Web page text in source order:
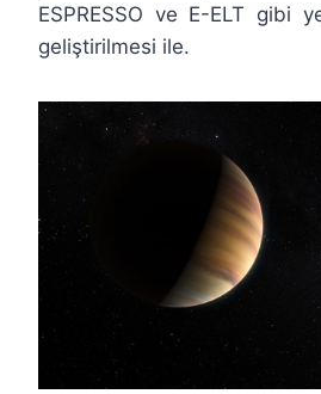
ESPRESSO ve E-ELT gibi
geliştirilmesi ile.